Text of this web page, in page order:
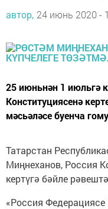
автор, 24 июнь 2020 -
25 июньнән 1 июльгә
Конституциясенә
мәсьәләсе буенча
Татарстан
Миңнеханов, Россия
кертүгә бәйле
«Россия